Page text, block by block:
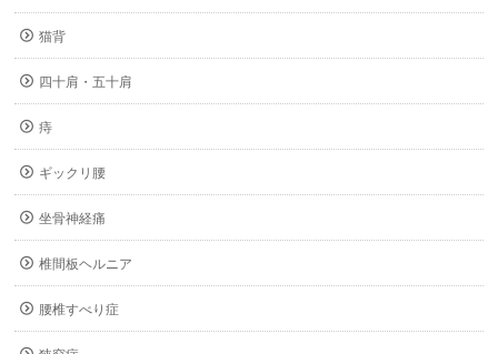
猫背
四十肩・五十肩
痔
ギックリ腰
坐骨神経痛
椎間板ヘルニア
腰椎すべり症